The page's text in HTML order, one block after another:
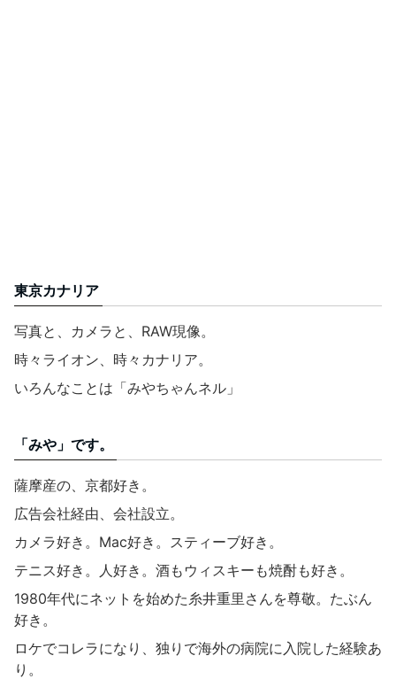
東京カナリア
写真と、カメラと、RAW現像。
時々ライオン、時々カナリア。
いろんなことは「みやちゃんネル」
「みや」です。
薩摩産の、京都好き。
広告会社経由、会社設立。
カメラ好き。Mac好き。スティーブ好き。
テニス好き。人好き。酒もウィスキーも焼酎も好き。
1980年代にネットを始めた糸井重里さんを尊敬。たぶん
好き。
ロケでコレラになり、独りで海外の病院に入院した経験あ
り。